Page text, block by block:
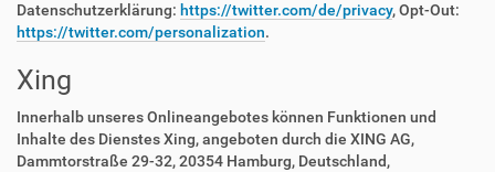
Datenschutzerklärung: https://twitter.com/de/privacy, Opt-Out:
https://twitter.com/personalization.
Xing
Innerhalb unseres Onlineangebotes können Funktionen und
Inhalte des Dienstes Xing, angeboten durch die XING AG,
Dammtorstraße 29-32, 20354 Hamburg, Deutschland,